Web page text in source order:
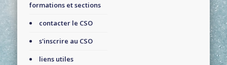
formations et sections
contacter le CSO
s'inscrire au CSO
liens utiles